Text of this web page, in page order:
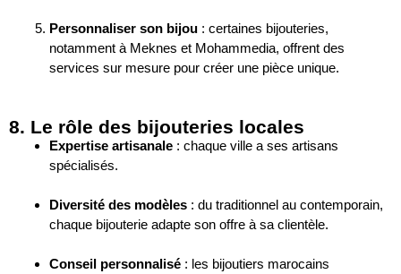
Personnaliser son bijou : certaines bijouteries,
notamment à Meknes et Mohammedia, offrent des
services sur mesure pour créer une pièce unique.
8. Le rôle des bijouteries locales
Expertise artisanale : chaque ville a ses artisans
spécialisés.
Diversité des modèles : du traditionnel au contemporain,
chaque bijouterie adapte son offre à sa clientèle.
Conseil personnalisé : les bijoutiers marocains